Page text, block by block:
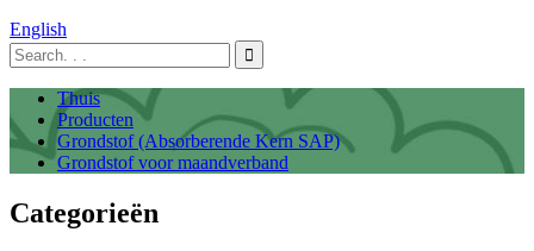
English
Thuis
Producten
Grondstof (Absorberende Kern SAP)
Grondstof voor maandverband
Categorieën